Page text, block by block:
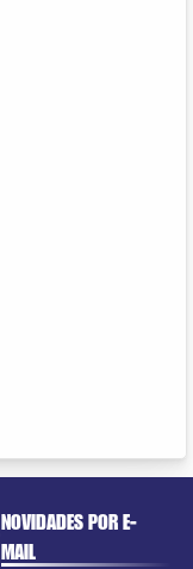
NOVIDADES POR E-
MAIL